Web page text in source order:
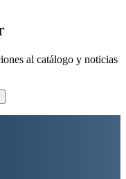
al catálogo y noticias